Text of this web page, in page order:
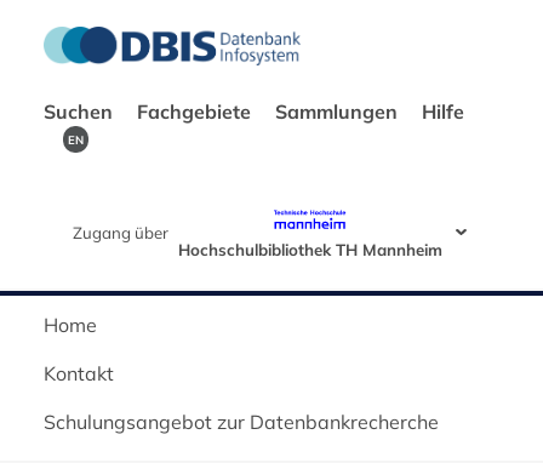
Suchen Fachgebiete Sammlungen Hilfe
EN
Zugang über
Hochschulbibliothek TH Mannheim
Home
Kontakt
Schulungsangebot zur Datenbankrecherche